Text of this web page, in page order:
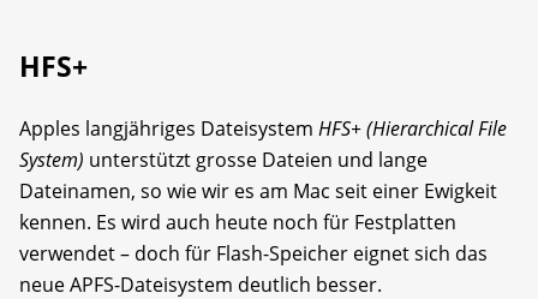
HFS+
Apples langjähriges Dateisystem HFS+ (Hierarchical File
System) unterstützt grosse Dateien und lange
Dateinamen, so wie wir es am Mac seit einer Ewigkeit
kennen. Es wird auch heute noch für Festplatten
verwendet – doch für Flash-Speicher eignet sich das
neue APFS-Dateisystem deutlich besser.